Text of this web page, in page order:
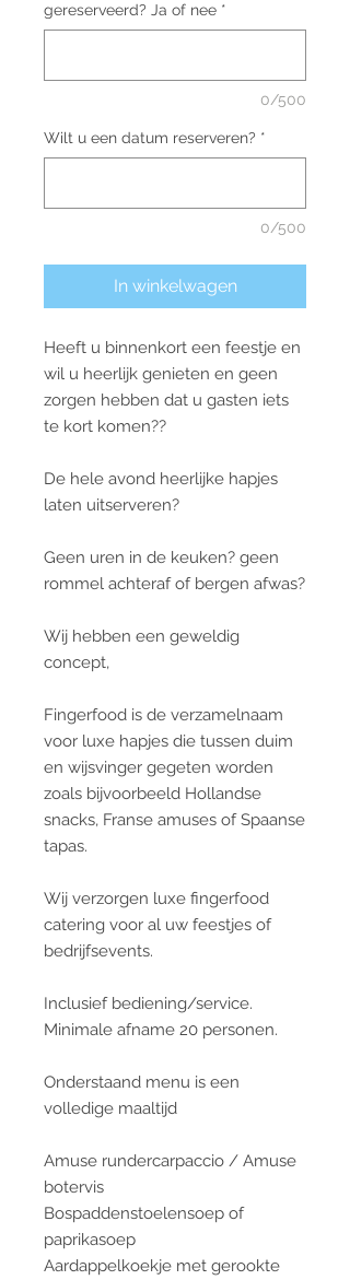
gereserveerd? Ja of nee *
0/500
Wilt u een datum reserveren? *
0/500
In winkelwagen
Heeft u binnenkort een feestje en
wil u heerlijk genieten en geen
zorgen hebben dat u gasten iets
te kort komen??
De hele avond heerlijke hapjes
laten uitserveren?
Geen uren in de keuken? geen
rommel achteraf of bergen afwas?
Wij hebben een geweldig
concept,
Fingerfood is de verzamelnaam
voor luxe hapjes die tussen duim
en wijsvinger gegeten worden
zoals bijvoorbeeld Hollandse
snacks, Franse amuses of Spaanse
tapas.
Wij verzorgen luxe fingerfood
catering voor al uw feestjes of
bedrijfsevents.
Inclusief bediening/service.
Minimale afname 20 personen.
Onderstaand menu is een
volledige maaltijd
Amuse rundercarpaccio / Amuse
botervis
Bospaddenstoelensoep of
paprikasoep
Aardappelkoekje met gerookte